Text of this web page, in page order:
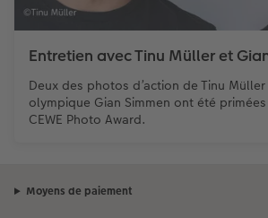
Entretien avec Tinu Müller et
Deux des photos d’action de Tinu
olympique Gian Simmen ont été
CEWE Photo Award.
Moyens de paiement